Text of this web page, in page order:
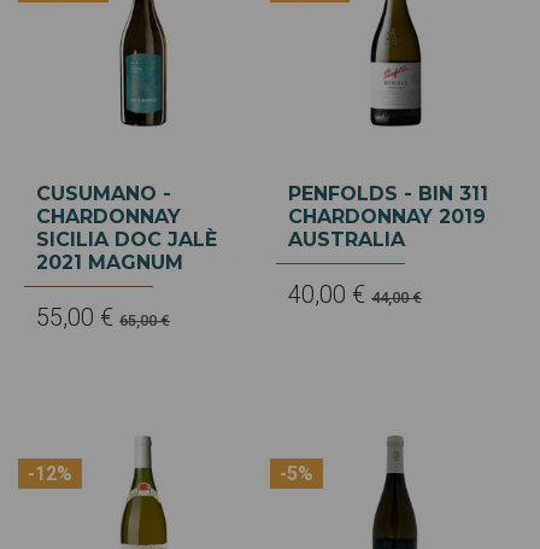
CUSUMANO -
CHARDONNAY
SICILIA DOC JALÈ
2021 MAGNUM
55,00 € 65,00 €
PENFOLDS - BIN 311
CHARDONNAY 2019
AUSTRALIA
40,00 € 44,00 €
-12% -5%